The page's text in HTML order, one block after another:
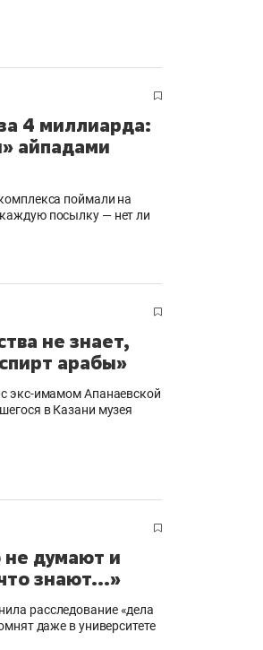
4 миллиарда:
айпадами
поймали на
посылку — нет ли
не знает,
арабы»
экс-имамом Апанаевской
в Казани музея
думают и
знают...»
расследование «дела
даже в университете